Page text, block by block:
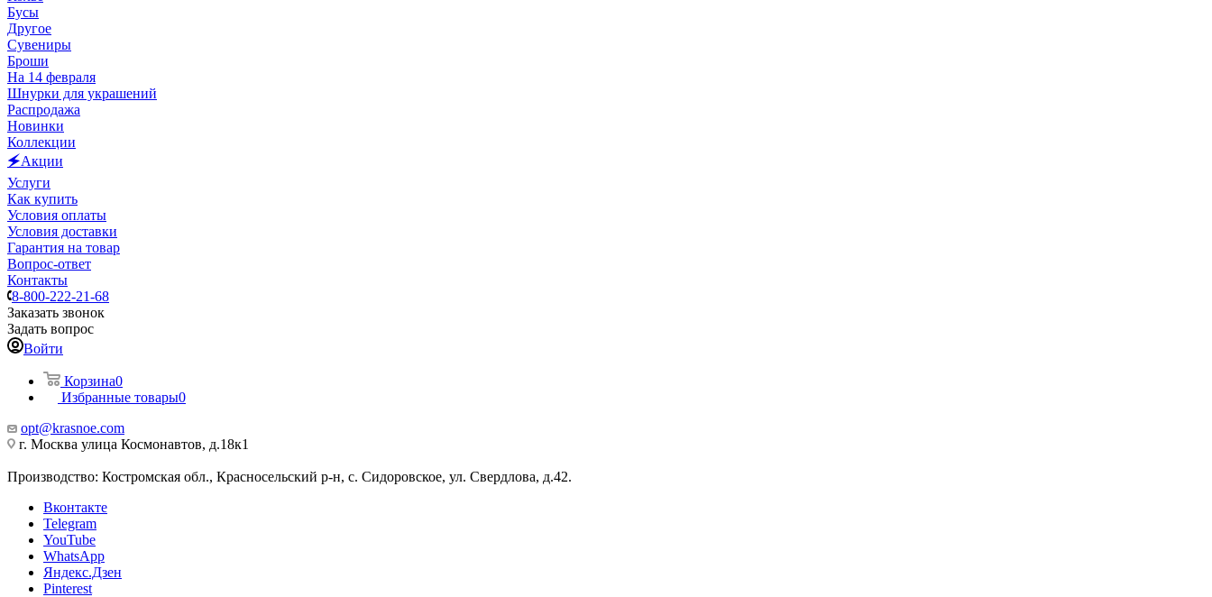
Бусы
Другое
Сувениры
Броши
На 14 февраля
Шнурки для украшений
Распродажа
Новинки
Коллекции
🗲Акции
Услуги
Как купить
Условия оплаты
Условия доставки
Гарантия на товар
Вопрос-ответ
Контакты
8-800-222-21-68
Заказать звонок
Задать вопрос
Войти
Корзина0
Избранные товары0
opt@krasnoe.com
г. Москва улица Космонавтов, д.18к1
Производство: Костромская обл., Красносельский р-н, с. Сидоровское, ул. Свердлова, д.42.
Вконтакте
Telegram
YouTube
WhatsApp
Яндекс.Дзен
Pinterest